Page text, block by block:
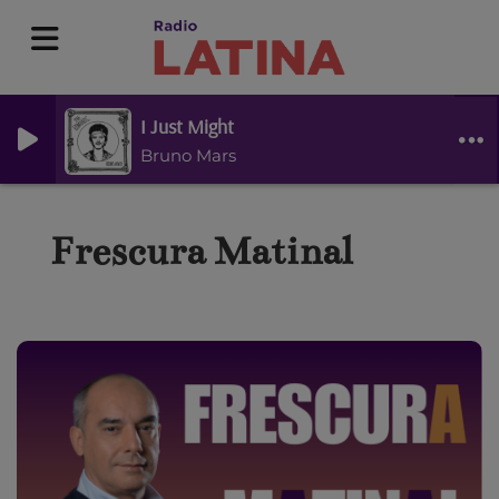
I Just Might
Bruno Mars
Frescura Matinal